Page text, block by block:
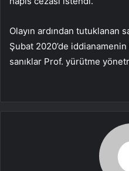
Olayın ardından tutuklanan
Şubat 2020’de
sanıklar Prof. yürütme